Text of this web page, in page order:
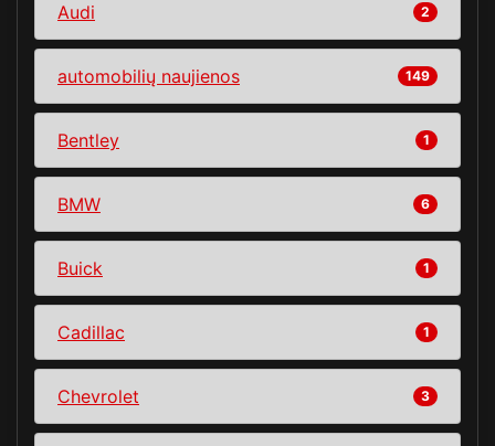
Audi 2
automobilių naujienos 149
Bentley 1
BMW 6
Buick 1
Cadillac 1
Chevrolet 3